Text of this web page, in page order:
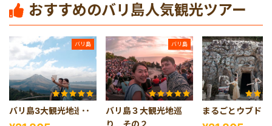
おすすめのバリ島人気観光ツアー
バリ島
バリ島3大観光地巡り
バリ島
バリ島３大観光地巡
り その２
まるごとウブド！